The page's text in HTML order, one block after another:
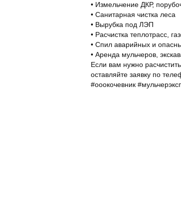
• Измельчение ДКР,
• Санитарная чистка леса
• Вырубка под ЛЭП
• Расчистка теплотрасс,
• Спил аварийных и
• Аренда мульчеров,
Если вам нужно
оставляйте заявку по
#ооокочевник